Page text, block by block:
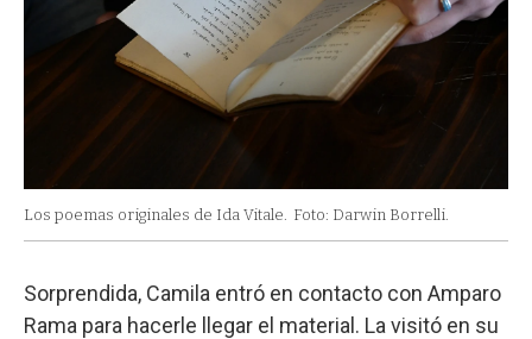
Los poemas originales de Ida Vitale. Foto: Darwin Borrelli.
Sorprendida, Camila entró en contacto con Amparo
Rama para hacerle llegar el material. La visitó en su